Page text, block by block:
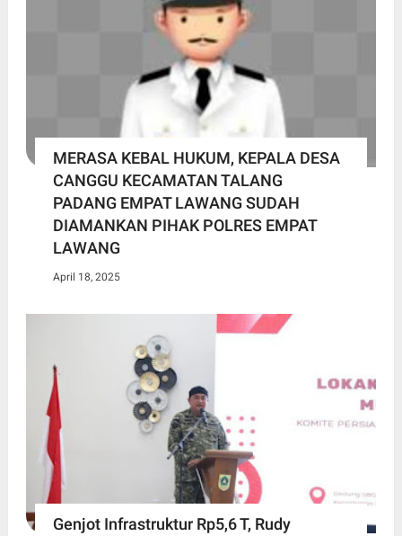
MERASA KEBAL HUKUM, KEPALA DESA
CANGGU KECAMATAN TALANG
PADANG EMPAT LAWANG SUDAH
DIAMANKAN PIHAK POLRES EMPAT
LAWANG
April 18, 2025
Genjot Infrastruktur Rp5,6 T, Rudy